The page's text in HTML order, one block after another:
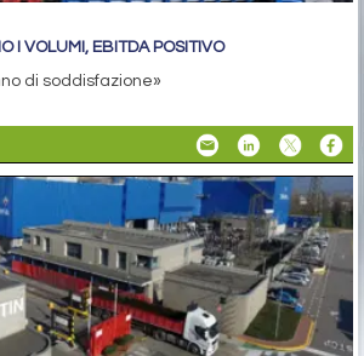
I VOLUMI, EBITDA POSITIVO
di soddisfazione»